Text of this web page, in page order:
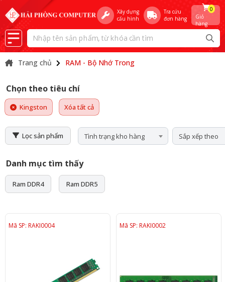
Xây dựng
cấu hình
Tra cứu
đơn hàng
Giỏ
hàng
0
Trang chủ RAM - Bộ Nhớ Trong
Chọn theo tiêu chí
Kingston Xóa tất cả
Lọc sản phẩm Tình trạng kho hàng Sắp xếp theo
Danh mục tìm thấy
Ram DDR4 Ram DDR5
Mã SP: RAKI0004 Mã SP: RAKI0002